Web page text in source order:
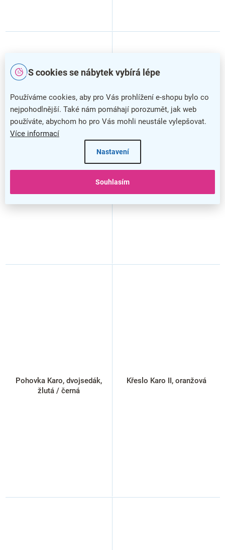
S cookies se nábytek vybírá lépe
Používáme cookies, aby pro Vás prohlížení e-shopu bylo co
nejpohodlnější. Také nám pomáhají porozumět, jak web
používáte, abychom ho pro Vás mohli neustále vylepšovat.
Více informací
Nastavení
Souhlasím
Pohovka Karo, dvojsedák,
Pohovka Karo, dvojsedák,
Pohovka Karo, dvojsedák,
žlutá / černá
Křeslo Karo II, oranžová